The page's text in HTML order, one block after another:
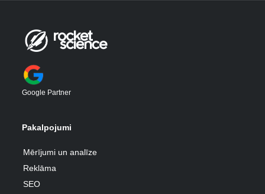
Google Partner
Pakalpojumi
Mērījumi un analīze
Reklāma
SEO